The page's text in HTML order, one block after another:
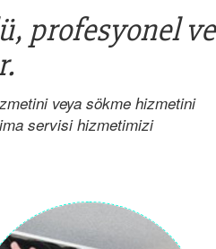
profesyonel ve
veya sökme hizmetini
servisi hizmetimizi